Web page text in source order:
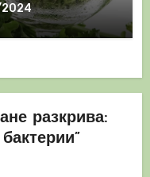
разкрива: